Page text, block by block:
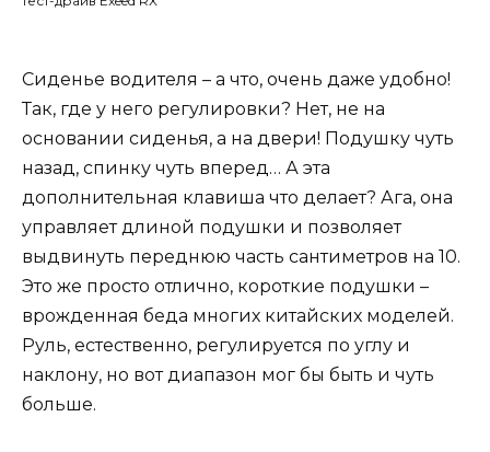
Сиденье водителя – а что, очень даже удобно!
Так, где у него регулировки? Нет, не на
основании сиденья, а на двери! Подушку чуть
назад, спинку чуть вперед… А эта
дополнительная клавиша что делает? Ага, она
управляет длиной подушки и позволяет
выдвинуть переднюю часть сантиметров на 10.
Это же просто отлично, короткие подушки –
врожденная беда многих китайских моделей.
Руль, естественно, регулируется по углу и
наклону, но вот диапазон мог бы быть и чуть
больше.